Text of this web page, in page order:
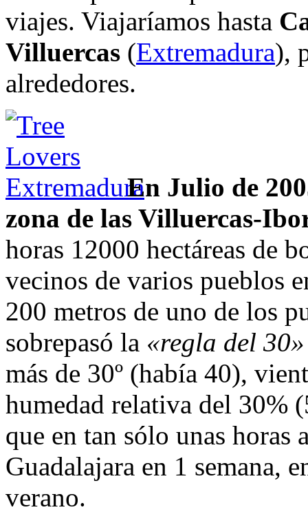
viajes. Viajaríamos hasta
Villuercas (Extremadura),
alrededores.
En Julio de
zona de las Villuercas-
horas 12000 hectáreas de
vecinos de varios pueblos
200 metros de uno de los
sobrepasó la «regla del 30»
más de 30º (había 40),
humedad relativa del 30%
que en tan sólo unas horas
Guadalajara en 1 semana,
verano.